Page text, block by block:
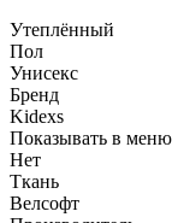
Утеплённый
Пол
Унисекс
Бренд
Kidexs
Показывать в меню
Нет
Ткань
Велсофт